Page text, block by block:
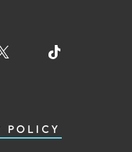
POLICY